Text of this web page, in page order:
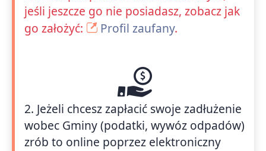
jeśli jeszcze go nie posiadasz, zobacz jak
go założyć:
Profil zaufany.
2. Jeżeli chcesz zapłacić swoje zadłużenie
wobec Gminy (podatki, wywóz odpadów)
zrób to online poprzez elektroniczny